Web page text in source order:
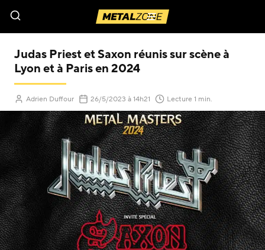
Menu
Judas Priest et Saxon réunis sur scène à
Lyon et à Paris en 2024
Adrien Duffour 26/5/2023 à 14h21 Lecture 1 min.